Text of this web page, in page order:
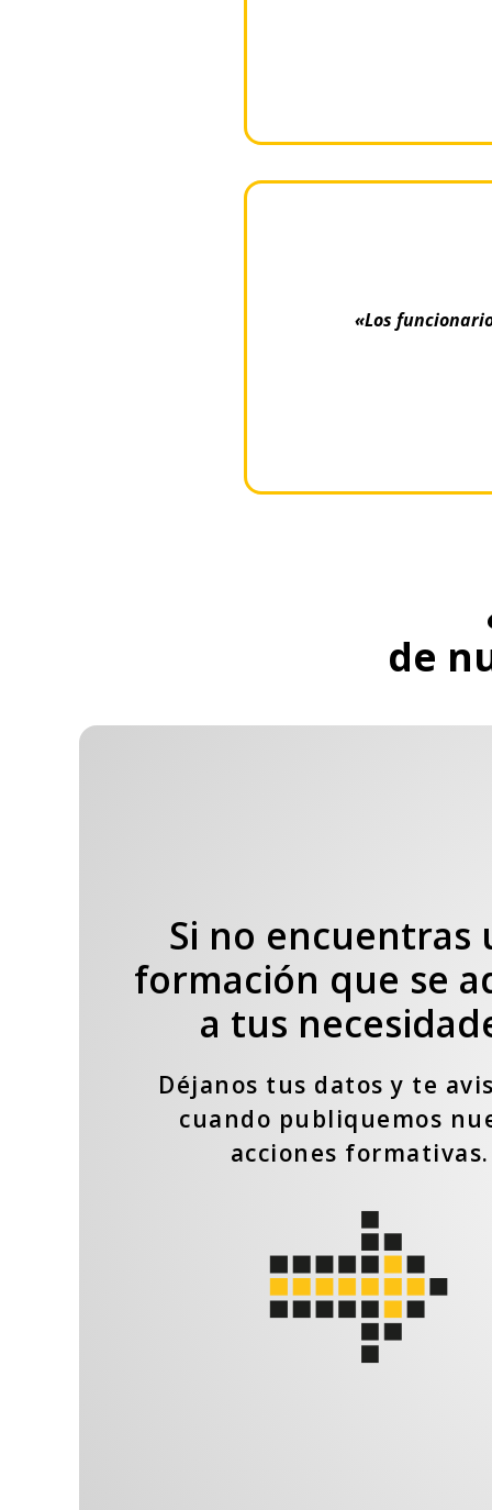
«Los
de
Si no encuentras
formación que se
a tus
Déjanos tus datos y te
cuando publiquemos
acciones formativas.